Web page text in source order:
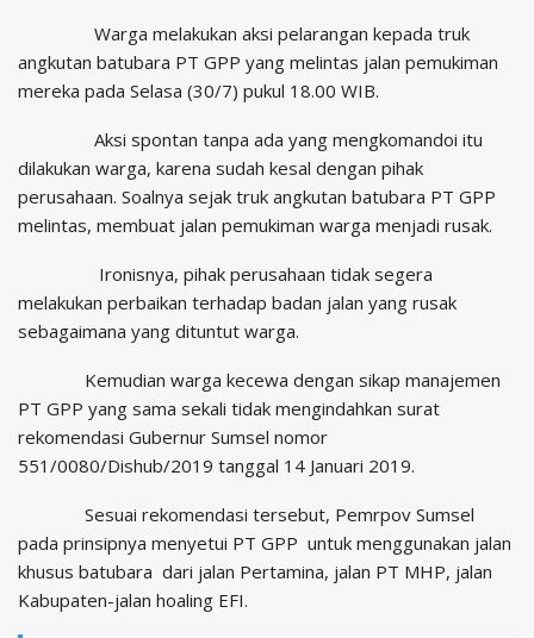
Warga melakukan aksi pelarangan kepada truk
angkutan batubara PT GPP yang melintas jalan pemukiman
mereka pada Selasa (30/7) pukul 18.00 WIB.
Aksi spontan tanpa ada yang mengkomandoi itu
dilakukan warga, karena sudah kesal dengan pihak
perusahaan. Soalnya sejak truk angkutan batubara PT GPP
melintas, membuat jalan pemukiman warga menjadi rusak.
Ironisnya, pihak perusahaan tidak segera
melakukan perbaikan terhadap badan jalan yang rusak
sebagaimana yang dituntut warga.
Kemudian warga kecewa dengan sikap manajemen
PT GPP yang sama sekali tidak mengindahkan surat
rekomendasi Gubernur Sumsel nomor
551/0080/Dishub/2019 tanggal 14 Januari 2019.
Sesuai rekomendasi tersebut, Pemrpov Sumsel
pada prinsipnya menyetui PT GPP untuk menggunakan jalan
khusus batubara dari jalan Pertamina, jalan PT MHP, jalan
Kabupaten-jalan hoaling EFI.